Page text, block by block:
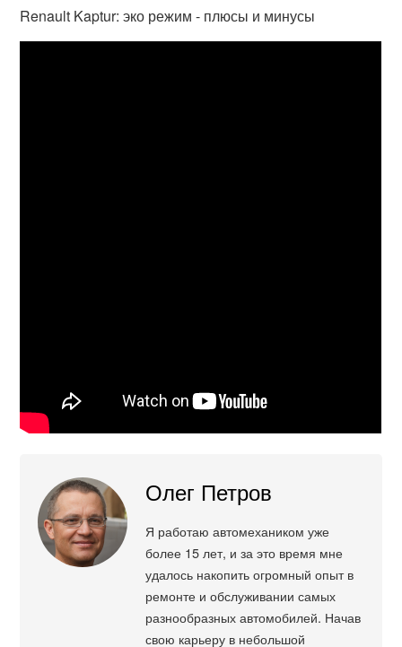
Renault Kaptur: эко режим - плюсы и минусы
Олег Петров
Я работаю автомехаником уже
более 15 лет, и за это время мне
удалось накопить огромный опыт в
ремонте и обслуживании самых
разнообразных автомобилей. Начав
свою карьеру в небольшой